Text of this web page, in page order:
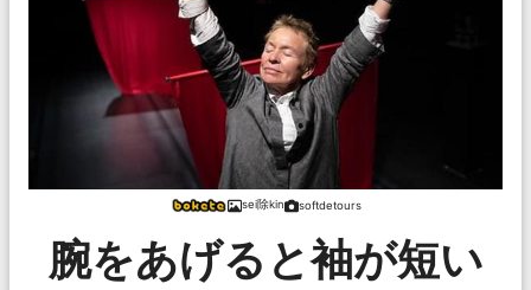
sei除kin softdetours
腕をあげると袖が短い